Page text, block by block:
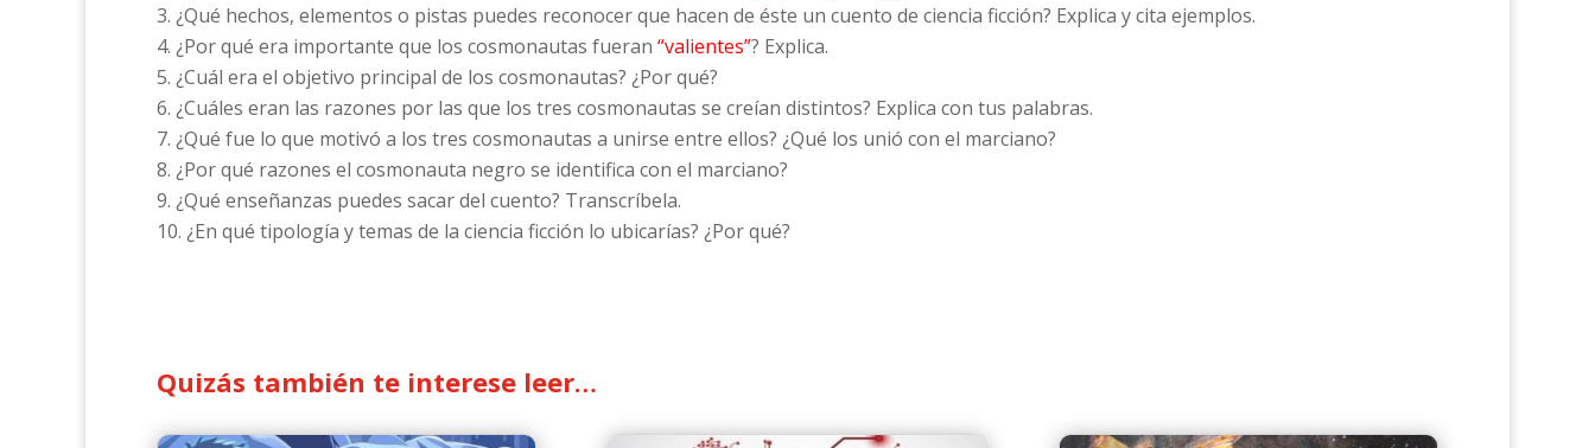
¿Qué hechos, elementos o pistas puedes reconocer que hacen de éste un cuento de ciencia ficción? Explica y cita ejemplos.
¿Por qué era importante que los cosmonautas fueran “valientes”? Explica.
¿Cuál era el objetivo principal de los cosmonautas? ¿Por qué?
¿Cuáles eran las razones por las que los tres cosmonautas se creían distintos? Explica con tus palabras.
¿Qué fue lo que motivó a los tres cosmonautas a unirse entre ellos? ¿Qué los unió con el marciano?
¿Por qué razones el cosmonauta negro se identifica con el marciano?
¿Qué enseñanzas puedes sacar del cuento? Transcríbela.
¿En qué tipología y temas de la ciencia ficción lo ubicarías? ¿Por qué?
Quizás también te interese leer…